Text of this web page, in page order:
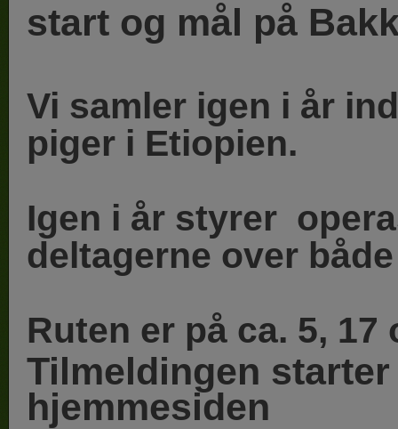
start og mål på
Vi samler igen i år
piger i Etiopien.
Igen i år styrer
deltagerne over
Ruten er på ca. 5,
Tilmeldingen
hjemmesiden